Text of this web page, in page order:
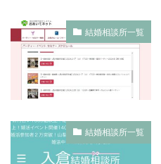
結婚相談所一覧
結婚相談所一覧